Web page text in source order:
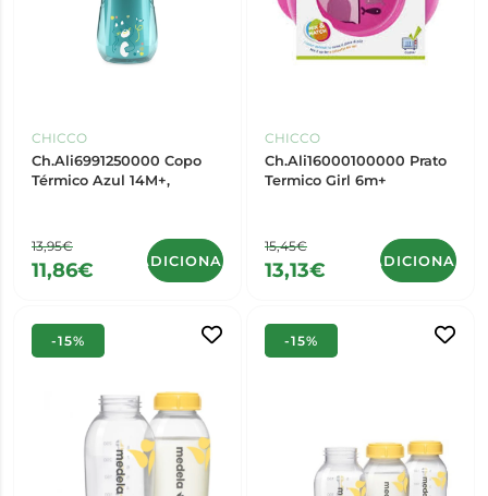
CHICCO
Ch.Ali6991250000 Copo
Térmico Azul 14M+,
13,95€
11,86€ ADICIONAR
CHICCO
Ch.Ali16000100000 Prato
Termico Girl 6m+
15,45€
13,13€ ADICIONAR
-15% -15%